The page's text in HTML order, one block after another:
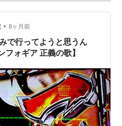
• 8ヶ月前
で行ってようと思うん
ォギア 正義の歌】